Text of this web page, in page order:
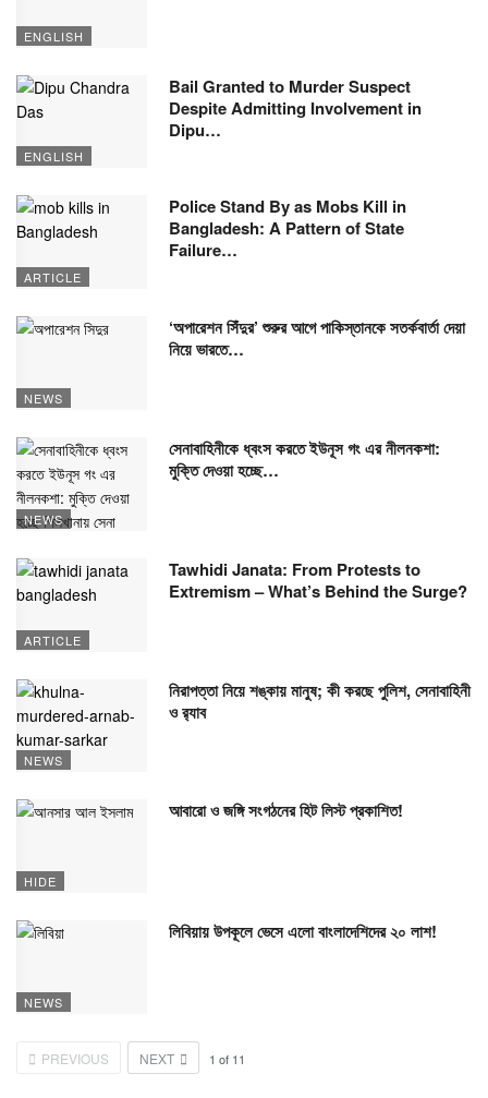
ENGLISH
ENGLISH
Bail Granted to Murder Suspect
Despite Admitting Involvement in
Dipu…
ARTICLE
Police Stand By as Mobs Kill in
Bangladesh: A Pattern of State
Failure…
NEWS
‘অপারেশন সিঁদুর’ শুরুর আগে পাকিস্তানকে সতর্কবার্তা দেয়া
নিয়ে ভারতে…
NEWS
সেনাবাহিনীকে ধ্বংস করতে ইউনূস গং এর নীলনকশা:
মুক্তি দেওয়া হচ্ছে…
ARTICLE
Tawhidi Janata: From Protests to
Extremism – What’s Behind the Surge?
NEWS
নিরাপত্তা নিয়ে শঙ্কায় মানুষ; কী করছে পুলিশ, সেনাবাহিনী
ও র‍্যাব
HIDE
আবারো ও জঙ্গি সংগঠনের হিট লিস্ট প্রকাশিত!
NEWS
লিবিয়ায় উপকূলে ভেসে এলো বাংলাদেশিদের ২০ লাশ!
PREVIOUS NEXT 1 of 11